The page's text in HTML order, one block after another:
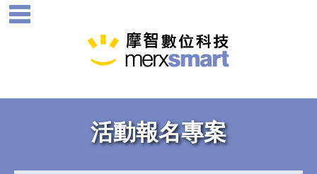
活動報名專案